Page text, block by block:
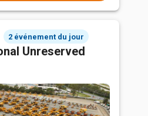
2 événement du jour
Unreserved